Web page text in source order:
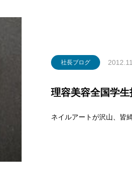
社長ブログ
理容美容全国学
ネイルアートが沢山、皆